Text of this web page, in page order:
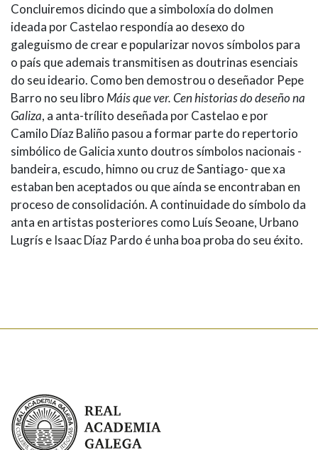
Concluiremos dicindo que a simboloxía do dolmen
ideada por Castelao respondía ao desexo do
galeguismo de crear e popularizar novos símbolos para
o país que ademais transmitisen as doutrinas esenciais
do seu ideario. Como ben demostrou o deseñador Pepe
Barro no seu libro Máis que ver. Cen historias do deseño na
Galiza, a anta-trílito deseñada por Castelao e por
Camilo Díaz Baliño pasou a formar parte do repertorio
simbólico de Galicia xunto doutros símbolos nacionais -
bandeira, escudo, himno ou cruz de Santiago- que xa
estaban ben aceptados ou que aínda se encontraban en
proceso de consolidación. A continuidade do símbolo da
anta en artistas posteriores como Luís Seoane, Urbano
Lugrís e Isaac Díaz Pardo é unha boa proba do seu éxito.
Real Academia Galega